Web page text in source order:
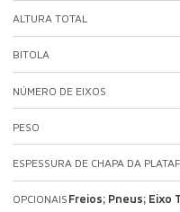
ALTURA TOTAL
BITOLA
NÚMERO DE EIXOS
PESO
ESPESSURA DE CHAPA DA
OPCIONAIS Freios; Pneus; Eixo